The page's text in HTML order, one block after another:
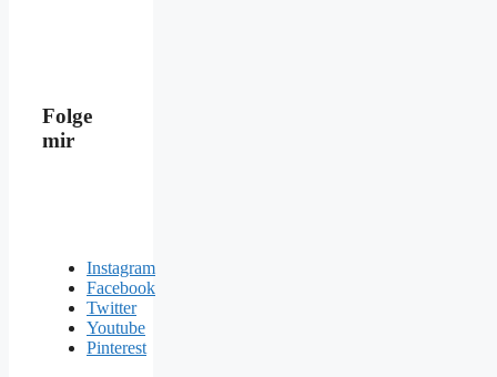
Folge
mir
Instagram
Facebook
Twitter
Youtube
Pinterest